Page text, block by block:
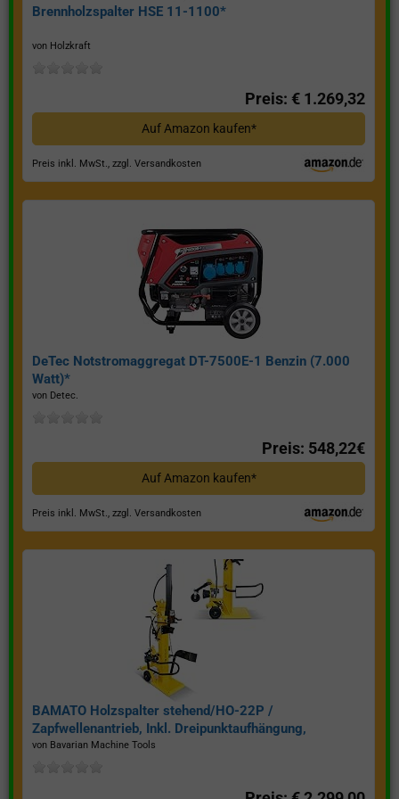
Brennholzspalter HSE 11-1100*
von Holzkraft
Preis: € 1.269,32
Auf Amazon kaufen*
Preis inkl. MwSt., zzgl. Versandkosten
DeTec Notstromaggregat DT-7500E-1 Benzin (7.000
Watt)*
von Detec.
Preis: 548,22€
Auf Amazon kaufen*
Preis inkl. MwSt., zzgl. Versandkosten
BAMATO Holzspalter stehend/HO-22P /
Zapfwellenantrieb, Inkl. Dreipunktaufhängung,
Spaltkraft 22 Tonnen*
von Bavarian Machine Tools